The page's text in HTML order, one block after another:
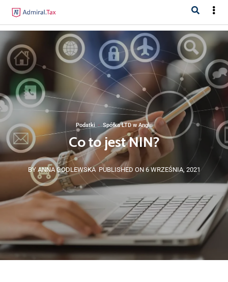
Podatki ·Spółka LTD w Anglii
Co to jest NIN?
BY ANNA GODLEWSKA PUBLISHED ON 6 WRZEŚNIA, 2021